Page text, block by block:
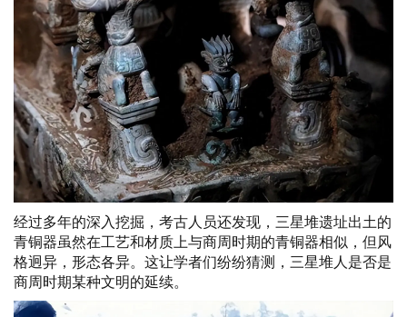
经过多年的深入挖掘，考古人员还发现，三星堆遗址出土的
青铜器虽然在工艺和材质上与商周时期的青铜器相似，但风
格迥异，形态各异。这让学者们纷纷猜测，三星堆人是否是
商周时期某种文明的延续。